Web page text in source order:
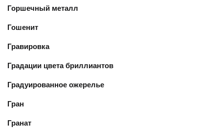
Горшечный металл
Гошенит
Гравировка
Градации цвета бриллиантов
Градуированное ожерелье
Гран
Гранат